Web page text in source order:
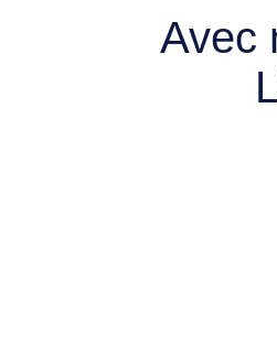
Avec